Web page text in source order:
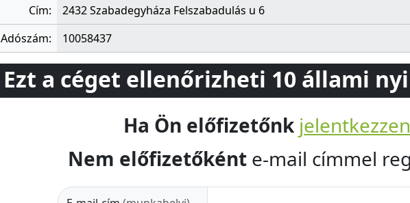
Cím:
2432 Szabadegyháza Felszabadulás u 6
Adószám:
10058437
Ezt a céget ellenőrizheti 10 állami
Ha Ön előfizetőnk
Nem előfizetőként e-mail címmel